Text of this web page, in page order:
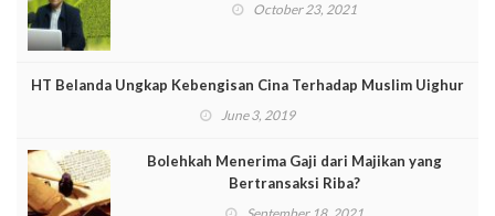
October 23, 2021
HT Belanda Ungkap Kebengisan Cina Terhadap Muslim Uighur
June 3, 2019
Bolehkah Menerima Gaji dari Majikan yang
Bertransaksi Riba?